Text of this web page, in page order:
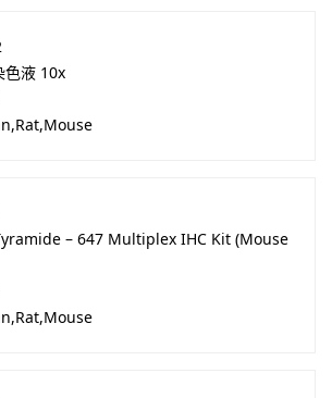
色液 10x
– 647 Multiplex IHC Kit (Mouse